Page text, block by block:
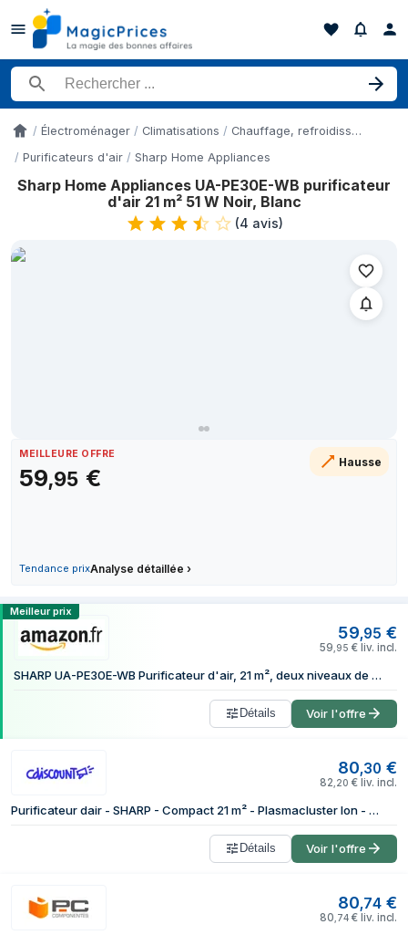
Rechercher un produit
AccueilÉlectroménager Climatisations
Chauffage, refroidissement et qualité de l'air
Purificateurs d'air
Sharp Home Appliances
Sharp Home Appliances UA-PE30E-WB purificateur
d'air 21 m² 51 W Noir, Blanc
(4 avis)
MEILLEURE OFFRE
59,95 €
Hausse
Tendance prixAnalyse détaillée ›
Historique des prix de Sharp Home Appliances UA-PE30E-
Date
10 mai 2026
13 juillet 2026
19 juillet 2026
24 juillet 2026
Comparer les prix de Sharp Home
Meilleur prix
59,95 €
59 95 € liv. incl.
SHARP UA-PE30E-WB Purificateur d'air, 21 m², deux niveaux de filtre (préfiltre, HEPA), très silencieux (25 Db), plastique
Détails Voir l'offre
80,30 €
82 20 € liv. incl.
Purificateur dair - SHARP - Compact 21 m² - Plasmacluster Ion - HEPA 2 niveaux - Certifié anti-allergies
Détails Voir l'offre
80,74 €
80 74 € liv. incl.